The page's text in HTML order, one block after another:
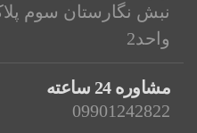
واحد2
مشاوره 24 ساعته
09901242822